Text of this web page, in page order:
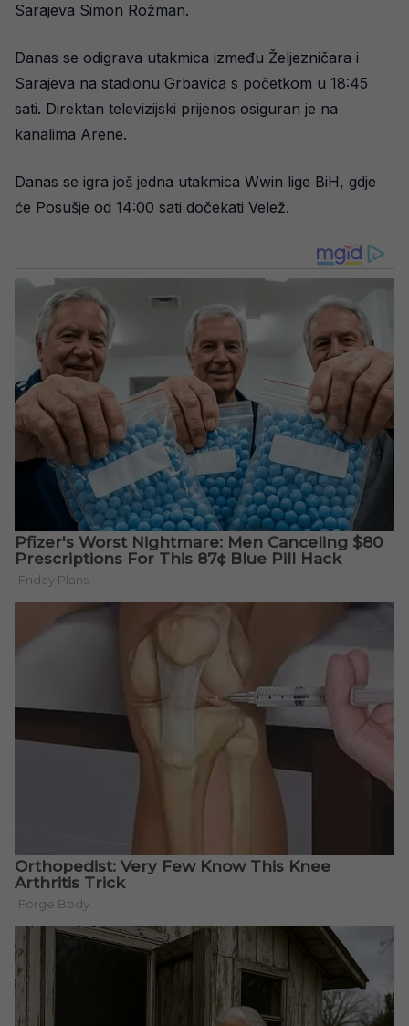
Sarajeva Simon Rožman.
Danas se odigrava utakmica između Željezničara i
Sarajeva na stadionu Grbavica s početkom u 18:45
sati. Direktan televizijski prijenos osiguran je na
kanalima Arene.
Danas se igra još jedna utakmica Wwin lige BiH, gdje
će Posušje od 14:00 sati dočekati Velež.